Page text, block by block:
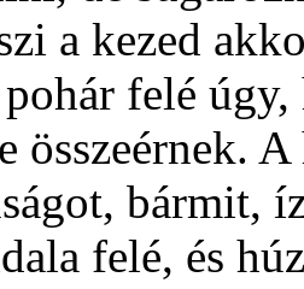
a kezed
felé
összeérnek.
bármit,
felé, és